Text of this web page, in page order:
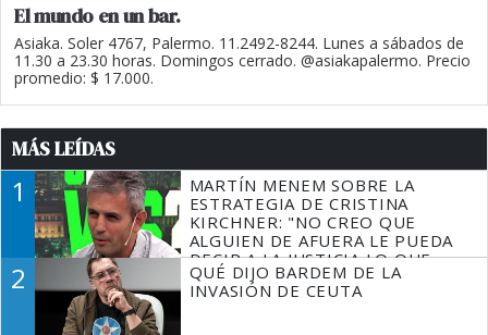
El mundo en un bar.
Asiaka. Soler 4767, Palermo. 11.2492-8244. Lunes a sábados de
11.30 a 23.30 horas. Domingos cerrado. @asiakapalermo. Precio
promedio: $ 17.000.
MÁS LEÍDAS
1
MARTÍN MENEM SOBRE LA
ESTRATEGIA DE CRISTINA
KIRCHNER: "NO CREO QUE
ALGUIEN DE AFUERA LE PUEDA
DECIR A LA JUSTICIA LO QUE
TIENE QUE HACER"
2
QUÉ DIJO BARDEM DE LA
INVASIÓN DE CEUTA